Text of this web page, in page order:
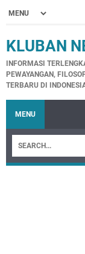
KLUBAN
INFORMASI
PEWAYANGAN,
TERBARU DI
MENU